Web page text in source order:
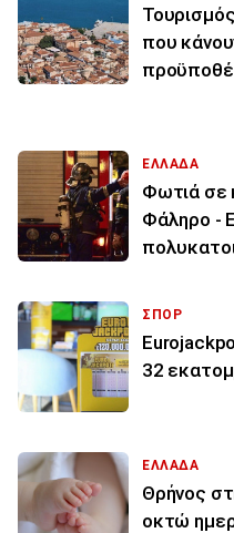
που
ΕΛΛΑΔΑ
Φωτιά σε
Φάληρο -
ΣΠΟΡ
32
ΕΛΛΑΔΑ
Θρήνος
οκτώ